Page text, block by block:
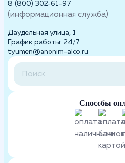
8 (800) 302-61-97
(информационная служба)
Даудельная улица, 1
График работы: 24/7
tyumen@anonim-alco.ru
Способы